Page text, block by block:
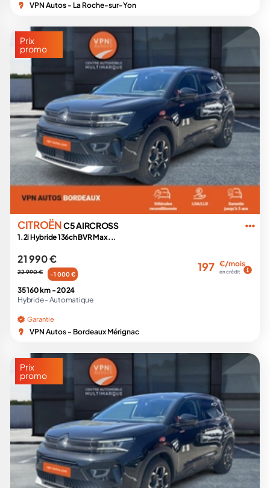
VPN Autos - La Roche-sur-Yon
Prix
promo
CITROËNC5 AIRCROSS
1.2i Hybride 136ch BVR Max...
21 990 €
22 990 € -1 000 €
197 €/mois
en crédit
35 160 km -2024
Hybride - Automatique
Garantie
VPN Autos - Bordeaux Mérignac
Prix
promo